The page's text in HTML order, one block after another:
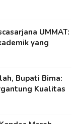
UMMAT:
yang
Bupati Bima:
Kualitas